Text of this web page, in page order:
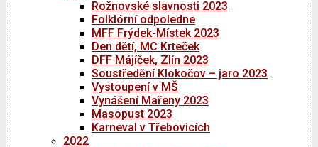
Rožnovské slavnosti 2023
Folklórní odpoledne
MFF Frýdek-Místek 2023
Den dětí, MC Krteček
DFF Májíček, Zlín 2023
Soustředění Klokočov – jaro 2023
Vystoupení v MŠ
Vynášení Mařeny 2023
Masopust 2023
Karneval v Třebovicích
2022